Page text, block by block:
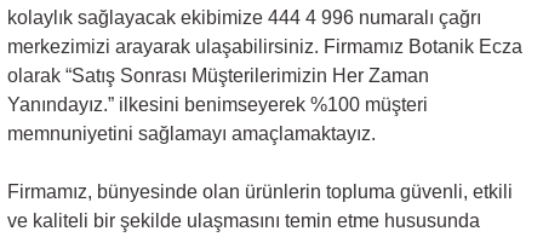
kolaylık sağlayacak ekibimize 444 4 996 numaralı çağrı
merkezimizi arayarak ulaşabilirsiniz. Firmamız Botanik Ecza
olarak “Satış Sonrası Müşterilerimizin Her Zaman
Yanındayız.” ilkesini benimseyerek %100 müşteri
memnuniyetini sağlamayı amaçlamaktayız.
Firmamız, bünyesinde olan ürünlerin topluma güvenli, etkili
ve kaliteli bir şekilde ulaşmasını temin etme hususunda